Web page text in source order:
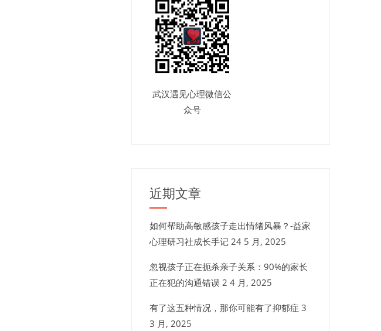
武汉遇见心理微信公
众号
近期文章
如何帮助高敏感孩子走出情绪风暴？-益家
心理研习社成长手记 24 5 月, 2025
忽视孩子正在扼杀亲子关系：90%的家长
正在犯的沟通错误 2 4 月, 2025
有了这五种情况，那你可能有了抑郁症 3
3 月, 2025